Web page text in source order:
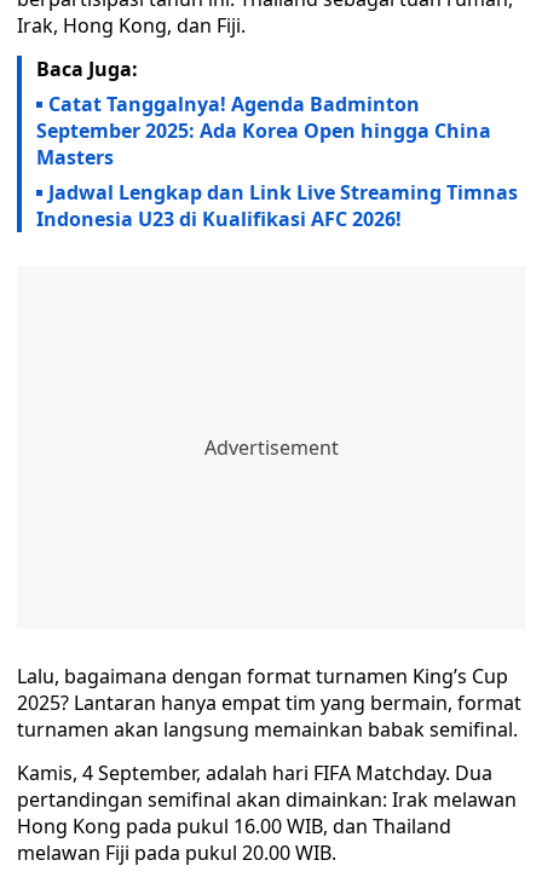
Irak, Hong Kong, dan Fiji.
Baca Juga:
Catat Tanggalnya! Agenda Badminton
September 2025: Ada Korea Open hingga China
Masters
Jadwal Lengkap dan Link Live Streaming Timnas
Indonesia U23 di Kualifikasi AFC 2026!
Lalu, bagaimana dengan format turnamen King’s Cup
2025? Lantaran hanya empat tim yang bermain, format
turnamen akan langsung memainkan babak semifinal.
Kamis, 4 September, adalah hari FIFA Matchday. Dua
pertandingan semifinal akan dimainkan: Irak melawan
Hong Kong pada pukul 16.00 WIB, dan Thailand
melawan Fiji pada pukul 20.00 WIB.